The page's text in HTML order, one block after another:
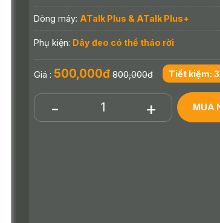
Dòng máy: ATalk Plus & ATalk Plus+
Phụ kiện: Dây đeo có thể tháo rời
Giá : 500,000đ 800,000đ Tiết kiệm:
- + MUA